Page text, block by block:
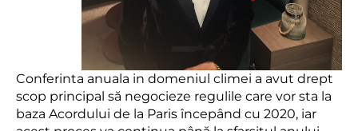
Conferinta anuala in domeniul climei a avut drept
scop principal să negocieze regulile care vor sta la
baza Acordului de la Paris începând cu 2020, iar